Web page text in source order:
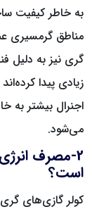
به خاطر کیفیت
مناطق گرمسیری
گری نیز به دلیل
زیادی پیدا
اجنرال بیشتر
می‌شود.
2-مصرف
است؟
کولر گازی‌های گری